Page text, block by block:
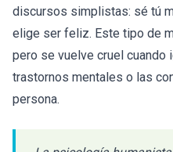
discursos simplistas: sé tú
elige ser feliz. Este tipo de
pero se vuelve cruel cuando
trastornos mentales o las
persona.